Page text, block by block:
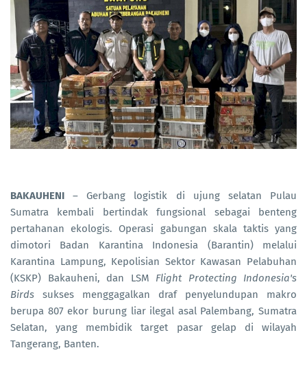
BAKAUHENI – Gerbang logistik di ujung selatan Pulau
Sumatra kembali bertindak fungsional sebagai benteng
pertahanan ekologis. Operasi gabungan skala taktis yang
dimotori Badan Karantina Indonesia (Barantin) melalui
Karantina Lampung, Kepolisian Sektor Kawasan Pelabuhan
(KSKP) Bakauheni, dan LSM Flight Protecting Indonesia's
Birds sukses menggagalkan draf penyelundupan makro
berupa 807 ekor burung liar ilegal asal Palembang, Sumatra
Selatan, yang membidik target pasar gelap di wilayah
Tangerang, Banten.